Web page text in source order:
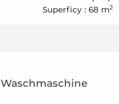
Superficy : 68 m2
Waschmaschine